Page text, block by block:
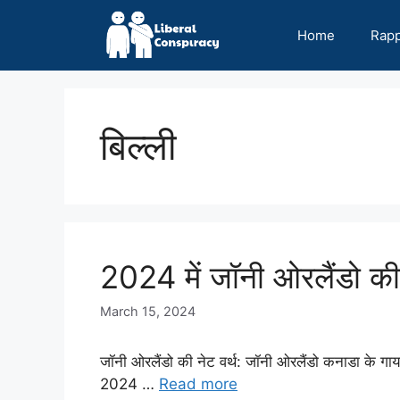
Home
बिल्ली
2024 में जॉनी ओरलैंडो
March 15, 2024
जॉनी ओरलैंडो की नेट वर्थ: जॉनी ओरलैंडो कनाडा के
2024 … Read more